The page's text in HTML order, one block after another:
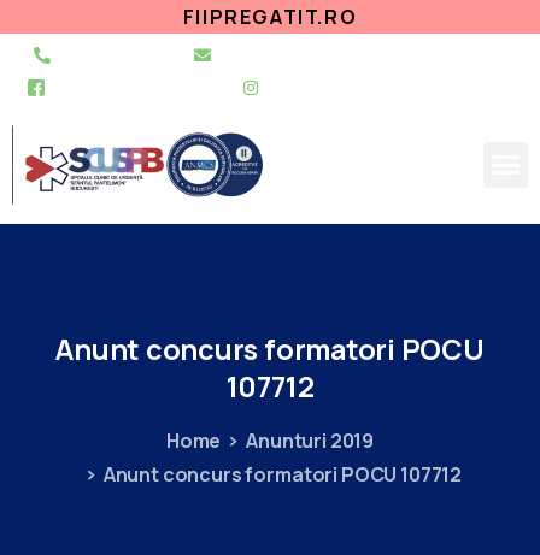
FIIPREGATIT.RO
Anunt concurs formatori POCU
107712
Home
Anunturi 2019
Anunt concurs formatori POCU 107712